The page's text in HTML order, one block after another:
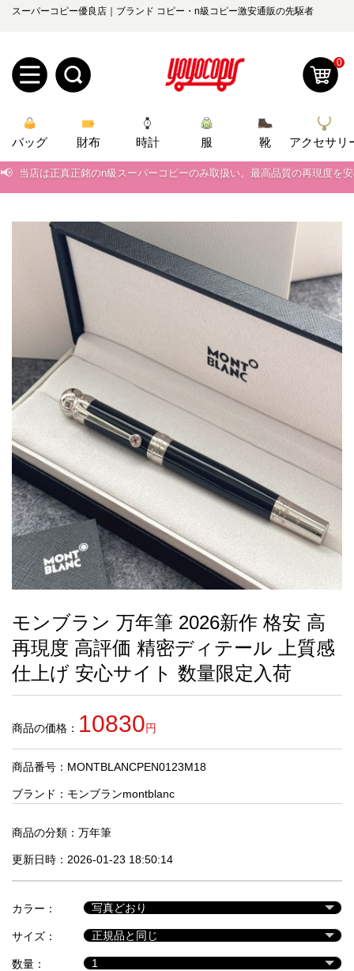
スーパーコピー優良店｜ブランド コピー・n級コピー激安通販の先駆者
規
ユ
録
ロ
グ
ー
管
理
ら
せ
yoyocopys@gmail.com
2026人気特集
バッグ
財布
時計
ズボン
衣装セット
住まい用品
アクセサリー
ベルト
スカーフ
アイフォーンケ
ース
小物
最
新
製
品
す
す
め
商
人
気
商
セ
ル
品
0
バッグ 財布 時計 服 靴
アクセサリ
📢
📢
📢 新作入荷！ルイ・ヴィトンスーパーコピー バッグ最新モデルが登場。
当店は正真正銘のn級スーパーコピーのみ取扱い。最高品質の再現度を
2026春の新作続々更新中！期間中のご注文でお得な割引をご利用いただ
新作入荷！ルイ・ヴィトンスーパーコピー バッグ最新モデルが登場。
モンブラン 万年筆 2026新作 格安 高
再現度 高評価 精密ディテール 上質感
仕上げ 安心サイト 数量限定入荷
商品の価格： 10830円
商品番号：MONTBLANCPEN0123M18
ブランド： モンブランmontblanc
商品の分類： 万年筆
更新日時：2026-01-23 18:50:14
カラー：
サイズ：
数量：